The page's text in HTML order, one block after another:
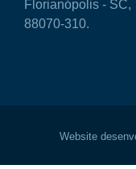
Florianópolis - SC,
88070-310.
Website